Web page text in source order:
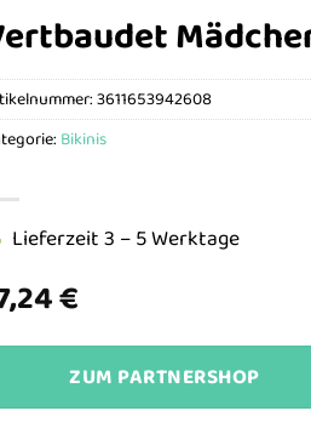
€
Lieferzeit 3 – 5 Werktage
ZUM PARTNERSHOP
3611653942608
Bikinis